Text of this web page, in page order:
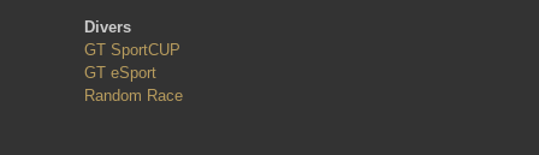
Divers
GT SportCUP
GT eSport
Random Race